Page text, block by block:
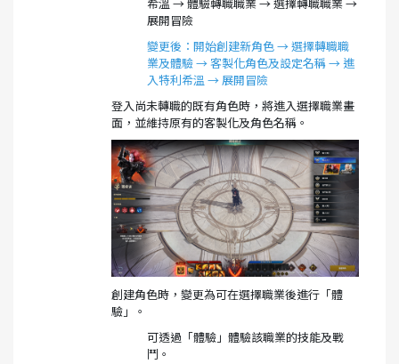
希溫 → 體驗轉職職業 → 選擇轉職職業 →
展開冒險
變更後：開始創建新角色 → 選擇轉職職
業及體驗 → 客製化角色及設定名稱 → 進
入特利希溫 → 展開冒險
登入尚未轉職的既有角色時，將進入選擇職業畫
面，並維持原有的客製化及角色名稱。
創建角色時，變更為可在選擇職業後進行「體
驗」。
可透過「體驗」體驗該職業的技能及戰
鬥。